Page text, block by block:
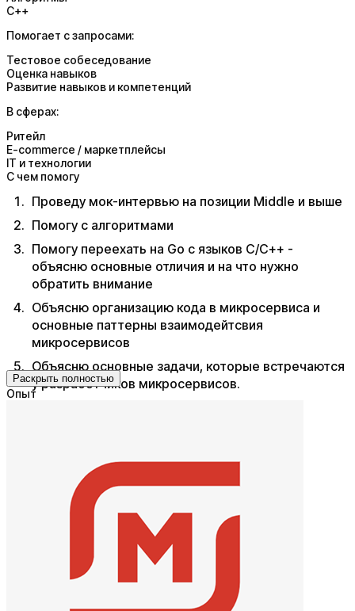
C++
Помогает с запросами:
Тестовое собеседование
Оценка навыков
Развитие навыков и компетенций
В сферах:
Ритейл
E-commerce / маркетплейсы
IT и технологии
С чем помогу
Проведу мок-интервью на позиции Middle и выше​ ​
Помогу с алгоритмами​ ​
Помогу переехать на Go с языков С/С++ -
объясню основные отличия и на что нужно
обратить внимание​ ​
Объясню организацию кода в микросервиса и
основные паттерны взаимодейтсвия
микросервисов​ ​
Объясню основные задачи, которые встречаются
у разработчиков микросервисов.​ ​
Раскрыть полностью
Опыт